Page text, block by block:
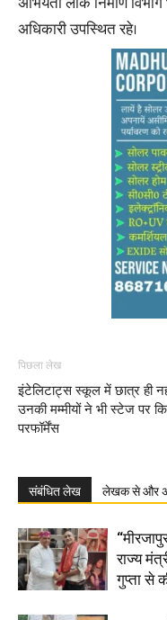
अधिकारी उपस्थित रहे।
पिछला लेख
इंटेलिटाट्स स्कूल में छात्र ही
उनकी मम्मीयों ने भी स्टेज पर
परफॉर्मेंस
संबंधित लेख लेखक से और
राज्य
गुप्ता से